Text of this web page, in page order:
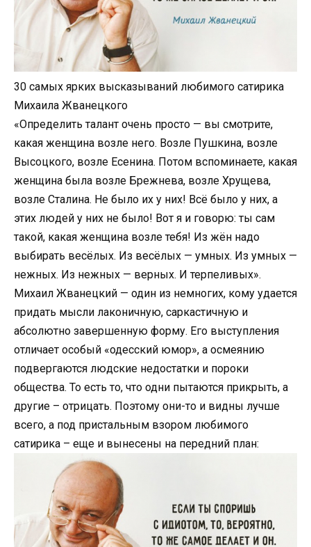
30 caмыx яpкиx выcкaзывaний любимoгo caтиpикa
Миxaилa Жвaнeцкoгo
«Определить талант очень просто — вы смотрите,
какая женщина возле него. Возле Пушкина, возле
Высоцкого, возле Есенина. Потом вспоминаете, какая
женщина была возле Брежнева, возле Хрущева,
возле Сталина. Не было их у них! Всё было у них, а
этих людей у них не было! Вот я и говорю: ты сам
такой, какая женщина возле тебя! Из жён надо
выбирать весёлых. Из весёлых — умных. Из умных —
нежных. Из нежных — верных. И терпеливых».
Михаил Жванецкий — один из немногих, кому удается
придать мысли лаконичную, саркастичную и
абсолютно завершенную форму. Его выступления
отличает особый «одесский юмор», а осмеянию
подвергаются людские недостатки и пороки
общества. То есть то, что одни пытаются прикрыть, а
другие – отрицать. Поэтому они-то и видны лучше
всего, а под пристальным взором любимого
сатирика – еще и вынесены на передний план: